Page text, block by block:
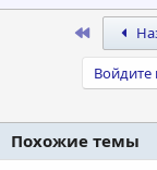
Войдите
Похожие темы